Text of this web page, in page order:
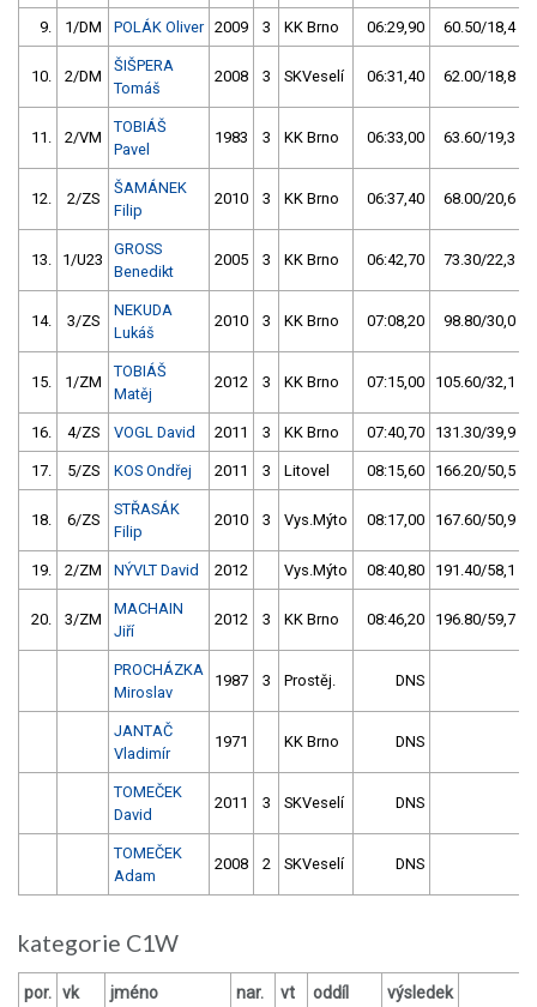
9. 1/DM POLÁK Oliver 2009 3 KK Brno 06:29,90 60.50/18,4
10. 2/DM
ŠIŠPERA
Tomáš
2008 3 SKVeselí 06:31,40 62.00/18,8
11. 2/VM
TOBIÁŠ
Pavel
1983 3 KK Brno 06:33,00 63.60/19,3
12. 2/ZS
ŠAMÁNEK
Filip
2010 3 KK Brno 06:37,40 68.00/20,6
13. 1/U23
GROSS
Benedikt
2005 3 KK Brno 06:42,70 73.30/22,3
14. 3/ZS
NEKUDA
Lukáš
2010 3 KK Brno 07:08,20 98.80/30,0
15. 1/ZM
TOBIÁŠ
Matěj
2012 3 KK Brno 07:15,00 105.60/32,1
16. 4/ZS VOGL David 2011 3 KK Brno 07:40,70 131.30/39,9
17. 5/ZS KOS Ondřej 2011 3 Litovel 08:15,60 166.20/50,5
18. 6/ZS
STŘASÁK
Filip
2010 3 Vys.Mýto 08:17,00 167.60/50,9
19. 2/ZM NÝVLT David 2012 Vys.Mýto 08:40,80 191.40/58,1
20. 3/ZM
MACHAIN
Jiří
2012 3 KK Brno 08:46,20 196.80/59,7
PROCHÁZKA
Miroslav
1987 3 Prostěj. DNS
JANTAČ
Vladimír
1971 KK Brno DNS
TOMEČEK
David
2011 3 SKVeselí DNS
TOMEČEK
Adam
2008 2 SKVeselí DNS
kategorie C1W
por. vk jméno nar. vt oddíl výsledek